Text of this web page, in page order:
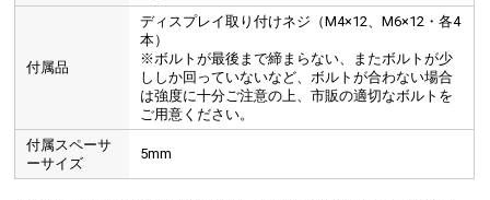
45度無段階で、画面の上下角度を調整できます。
付属品
ディスプレイ取り付けネジ（M4×12、M6×12・各4
本）
※ボルトが最後まで締まらない、またボルトが少
ししか回っていないなど、ボルトが合わない場合
は強度に十分ご注意の上、市販の適切なボルトを
ご用意ください。
付属スペーサ
ーサイズ
5mm